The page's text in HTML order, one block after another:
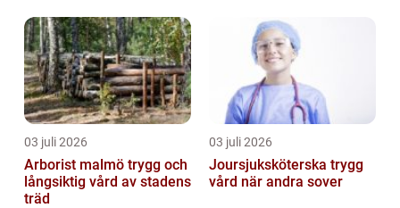
03 juli 2026
Arborist malmö trygg och
långsiktig vård av stadens
träd
03 juli 2026
Joursjuksköterska trygg
vård när andra sover